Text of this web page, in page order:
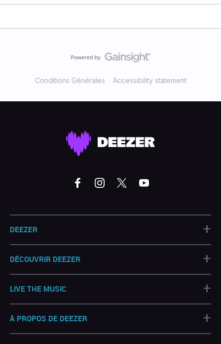
Conditions Générales Accessibility statement
DEEZER +
DÉCOUVRIR DEEZER +
LIVE THE MUSIC +
À PROPOS DE DEEZER +